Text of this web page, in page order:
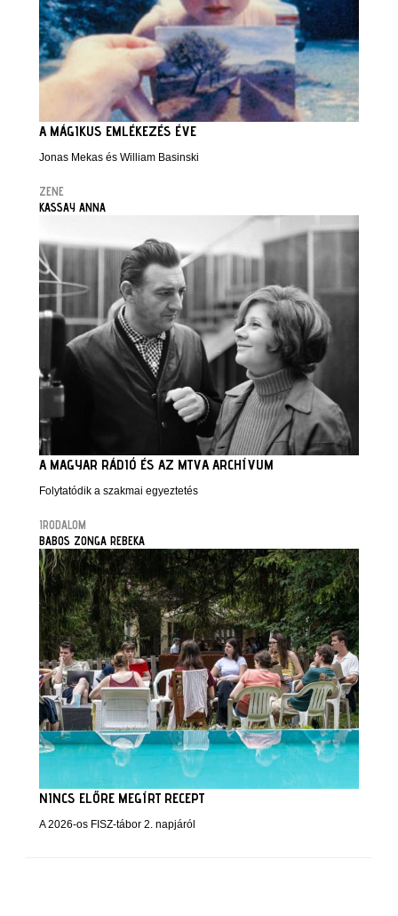
A MÁGIKUS EMLÉKEZÉS ÉVE
Jonas Mekas és William Basinski
ZENE
KASSAY ANNA
A MAGYAR RÁDIÓ ÉS AZ MTVA ARCHÍVUM
Folytatódik a szakmai egyeztetés
IRODALOM
BABOS ZONGA REBEKA
NINCS ELŐRE MEGÍRT RECEPT
A 2026-os FISZ-tábor 2. napjáról